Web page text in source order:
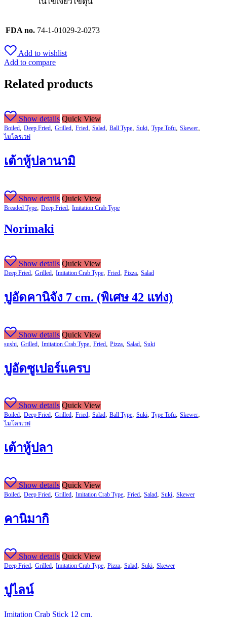
FDA no. 74-1-01029-2-0273
Add to wishlist
Add to compare
Related products
Show details Quick View
Boiled, Deep Fried, Grilled, Fried, Salad, Ball Type, Suki, Type Tofu, Skewer,
ไมโครเวฟ
เต้าหู้ปลานามิ
Show details Quick View
Breaded Type, Deep Fried, Imitation Crab Type
Norimaki
Show details Quick View
Deep Fried Grilled Imitation Crab Type Fried Pizza Salad
ปูอัดคานิจัง 7 cm. (พิเศษ 42 แท่ง)
Show details Quick View
sushi Grilled Imitation Crab Type Fried Pizza Salad Suki
ปูอัดซูเปอร์แครบ
Show details Quick View
Boiled, Deep Fried, Grilled, Fried, Salad, Ball Type, Suki, Type Tofu, Skewer,
ไมโครเวฟ
เต้าหู้ปลา
Show details Quick View
Boiled, Deep Fried, Grilled, Imitation Crab Type, Fried, Salad, Suki, Skewer
คานิมากิ
Show details Quick View
Deep Fried, Grilled, Imitation Crab Type, Pizza, Salad, Suki, Skewer
ปูไลน์
Imitation Crab Stick 12 cm.